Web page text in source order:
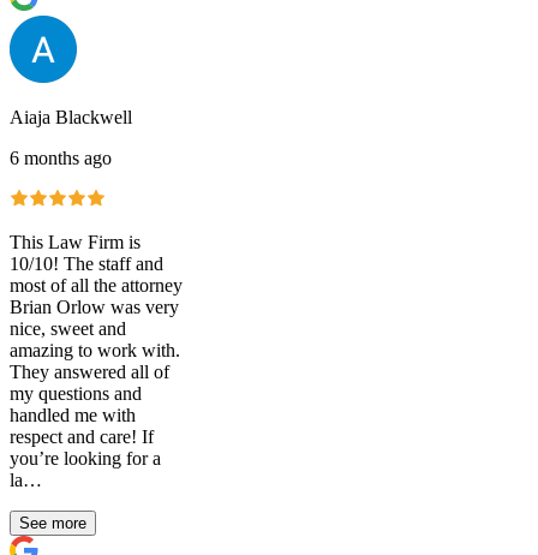
Aiaja Blackwell
6 months ago
This Law Firm is
10/10! The staff and
most of all the attorney
Brian Orlow was very
nice, sweet and
amazing to work with.
They answered all of
my questions and
handled me with
respect and care! If
you’re looking for a
la…
See more